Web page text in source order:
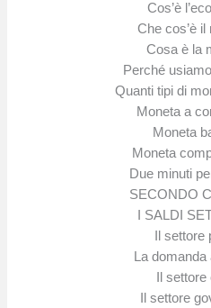
Cos’è
Che cos’è
Cosa è la
Perché
Quanti tipi di
Moneta a
Moneta
Moneta
Due minuti
SECONDO
I SALDI
Il
La domanda
Il
Il settore